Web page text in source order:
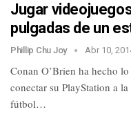
Jugar
pulgadas de un
Phillip Chu Joy Abr 10,
Conan O’Brien ha hecho
conectar su PlayStation a
fútbol…